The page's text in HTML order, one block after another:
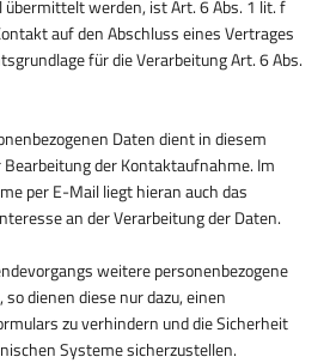
übermittelt werden, ist Art. 6 Abs. 1 lit. f
auf den Abschluss eines Vertrages
für die Verarbeitung Art. 6 Abs.
Daten dient in diesem
der Kontaktaufnahme. Im
per E-Mail liegt hieran auch das
an der Verarbeitung der Daten.
weitere personenbezogene
dienen diese nur dazu, einen
zu verhindern und die Sicherheit
Systeme sicherzustellen.